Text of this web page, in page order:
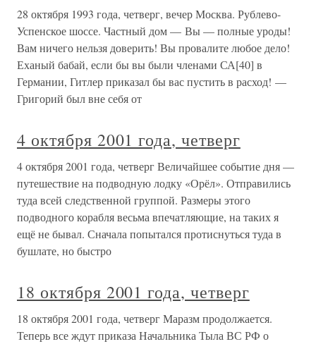
28 октября 1993 года, четверг, вечер Москва. Рублево-
Успенское шоссе. Частный дом — Вы — полные уроды!
Вам ничего нельзя доверить! Вы провалите любое дело!
Еханый бабай, если бы вы были членами СА[40] в
Германии, Гитлер приказал бы вас пустить в расход! —
Григорий был вне себя от
4 октября 2001 года, четверг
4 октября 2001 года, четверг Величайшее событие дня —
путешествие на подводную лодку «Орёл». Отправились
туда всей следственной группой. Размеры этого
подводного корабля весьма впечатляющие, на таких я
ещё не бывал. Сначала попытался протиснуться туда в
бушлате, но быстро
18 октября 2001 года, четверг
18 октября 2001 года, четверг Маразм продолжается.
Теперь все ждут приказа Начальника Тыла ВС РФ о